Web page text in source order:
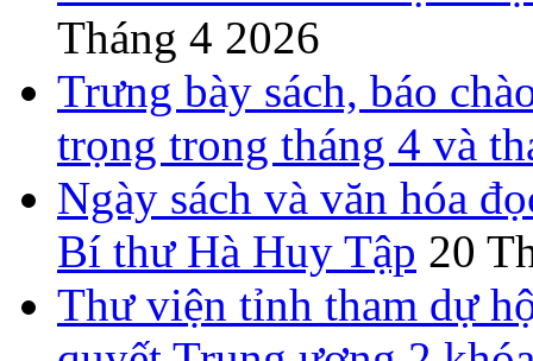
Tháng 4 2026
Trưng bày sách, báo
trọng trong tháng 4 và
Ngày sách và văn hóa
Bí thư Hà Huy Tập 20
Thư viện tỉnh tham dự